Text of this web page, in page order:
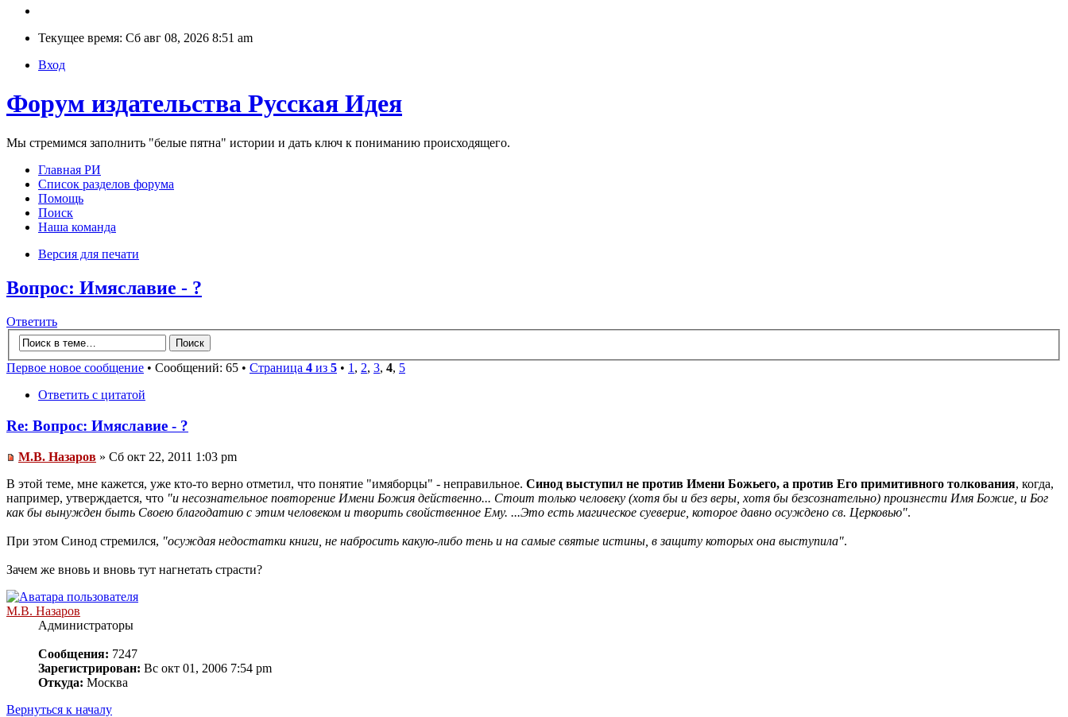
Текущее время: Сб авг 08, 2026 8:51 am
Вход
Форум издательства Русская Идея
Мы стремимся заполнить "белые пятна" истории и дать ключ к пониманию происходящего.
Главная РИ
Список разделов форума
Помощь
Поиск
Наша команда
Версия для печати
Вопрос: Имяславие - ?
Ответить
Первое новое сообщение • Сообщений: 65 • Страница 4 из 5 • 1 , 2, 3, 4, 5
Ответить с цитатой
Re: Вопрос: Имяславие - ?
М.В. Назаров » Сб окт 22, 2011 1:03 pm
В этой теме, мне кажется, уже кто-то верно отметил, что понятие "имяборцы" - неправильное. Синод выступил не против Имени Божьего, а против Его примитивного толкования, когда,
например, утверждается, что "и несознательное повторение Имени Божия действенно... Стоит только человеку (хотя бы и без веры, хотя бы безсознательно) произнести Имя Божие, и Бог
как бы вынужден быть Своею благодатию с этим человеком и творить свойственное Ему. ...Это есть магическое суеверие, которое давно осуждено св. Церковью".
При этом Синод стремился, "осуждая недостатки книги, не набросить какую-либо тень и на самые святые истины, в защиту которых она выступила".
Зачем же вновь и вновь тут нагнетать страсти?
М.В. Назаров
Администраторы
Сообщения: 7247
Зарегистрирован: Вс окт 01, 2006 7:54 pm
Откуда: Москва
Вернуться к началу